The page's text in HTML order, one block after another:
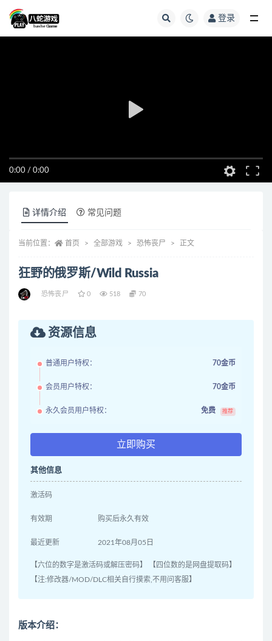
登录
0:00 / 0:00
详情介绍 常见问题
当前位置： 首页 全部游戏 恐怖丧尸 正文
狂野的俄罗斯/Wild Russia
恐怖丧尸 0 518 70
资源信息
普通用户特权： 70金币
会员用户特权： 70金币
永久会员用户特权： 免费 推荐
立即购买
其他信息
激活码
有效期 购买后永久有效
最近更新 2021年08月05日
【六位的数字是激活码或解压密码】 【四位数的是网盘提取码】
【注:修改器/MOD/DLC相关自行摸索,不用问客服】
版本介绍：